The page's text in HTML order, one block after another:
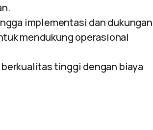
implementasi dan dukungan
mendukung operasional
berkualitas tinggi dengan biaya